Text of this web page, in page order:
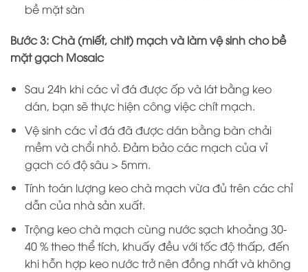
bề mặt sàn
Bước 3:Chà (miết, chit) mạch và làm vệ sinh cho bề
mặt gạch Mosaic
Sau 24h khi các vỉ đá được ốp và lát bằng keo
dán, bạn sẽ thực hiện công việc chít mạch.
Vệ sinh các vỉ đá đã được dán bằng bàn chải
mềm và chổi nhỏ. Đảm bảo các mạch của vỉ
gạch có độ sâu > 5mm.
Tính toán lượng keo chà mạch vừa đủ trên các chỉ
dẫn của nhà sản xuất.
Trộng keo chà mạch cùng nước sạch khoảng 30-
40 % theo thể tích, khuấy đều với tốc độ thấp, đến
khi hỗn hợp keo nước trở nên đồng nhất và không